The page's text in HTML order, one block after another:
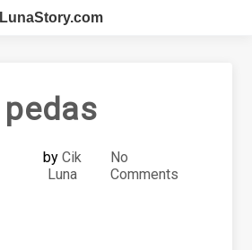
LunaStory.com
pedas
by Cik
Luna
No
Comments